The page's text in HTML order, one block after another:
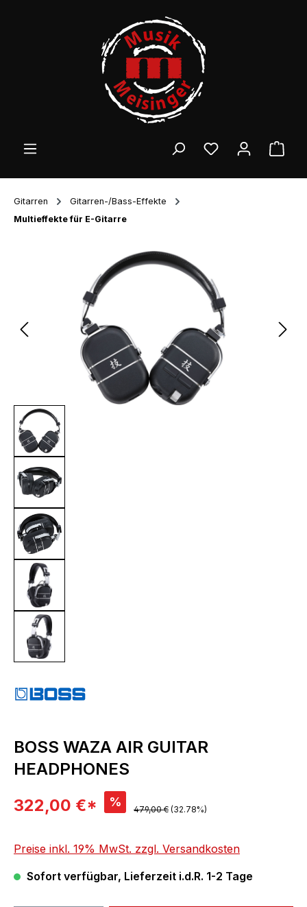
Gitarren
Gitarren-/Bass-Effekte
Multieffekte für E-Gitarre
Bildergalerie überspringen
BOSS WAZA AIR GUITAR
HEADPHONES
Verkaufspreis:
322,00 €* % Regulärer Preis:
479,00 € (32.78%)
Preise inkl. 19% MwSt. zzgl. Versandkosten
Sofort verfügbar, Lieferzeit i.d.R. 1-2 Tage